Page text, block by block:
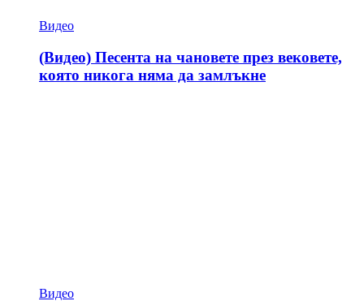
Видео
(Видео) Песента на чановете през вековете,
която никога няма да замлъкне
Видео